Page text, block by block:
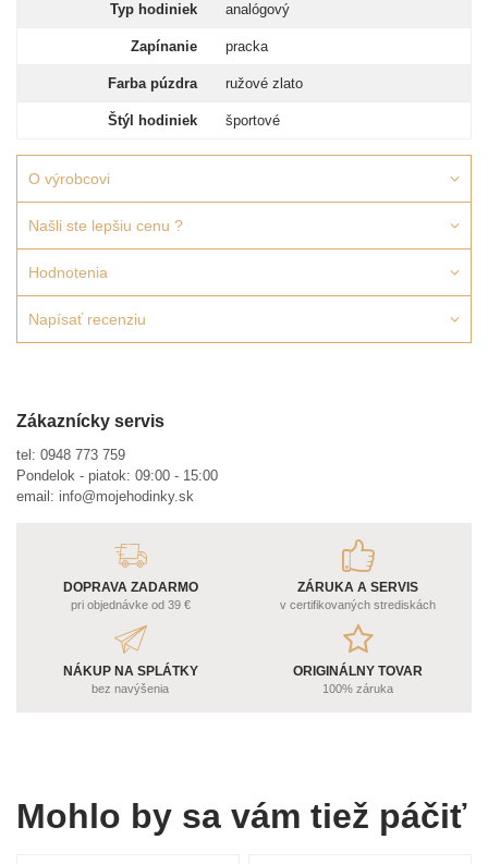
Typ hodiniek analógový
Zapínanie pracka
Farba púzdra ružové zlato
Štýl hodiniek športové
O výrobcovi
Našli ste lepšiu cenu ?
Hodnotenia
Napísať recenziu
Zákaznícky servis
tel: 0948 773 759
Pondelok - piatok: 09:00 - 15:00
email: info@mojehodinky.sk
DOPRAVA ZADARMO
pri objednávke od 39 €
ZÁRUKA A SERVIS
v certifikovaných strediskách
NÁKUP NA SPLÁTKY
bez navýšenia
ORIGINÁLNY TOVAR
100% záruka
Mohlo by sa vám tiež páčiť